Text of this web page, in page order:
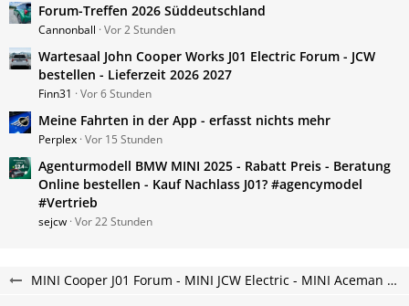
Forum-Treffen 2026 Süddeutschland
Cannonball Vor 2 Stunden
Wartesaal John Cooper Works J01 Electric Forum - JCW
bestellen - Lieferzeit 2026 2027
Finn31 Vor 6 Stunden
Meine Fahrten in der App - erfasst nichts mehr
Perplex Vor 15 Stunden
Agenturmodell BMW MINI 2025 - Rabatt Preis - Beratung
Online bestellen - Kauf Nachlass J01? #agencymodel
#Vertrieb
sejcw Vor 22 Stunden
MINI Cooper J01 Forum - MINI JCW Electric - MINI Aceman Elektroauto Forum - neu und vollelektrisch.